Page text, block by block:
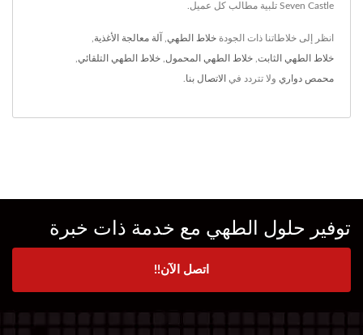
Seven Castle تلبية مطالب كل عميل.
انظر إلى خلاطاتنا ذات الجودة خلاط الطهي آلة معالجة الأغذية
خلاط الطهي الثابت خلاط الطهي المحمول خلاط الطهي التلقائي
محمص دواري ولا تتردد في الاتصال بنا
توفير حلول الطهي مع خدمة ذات خبرة
اتصل الآن!!